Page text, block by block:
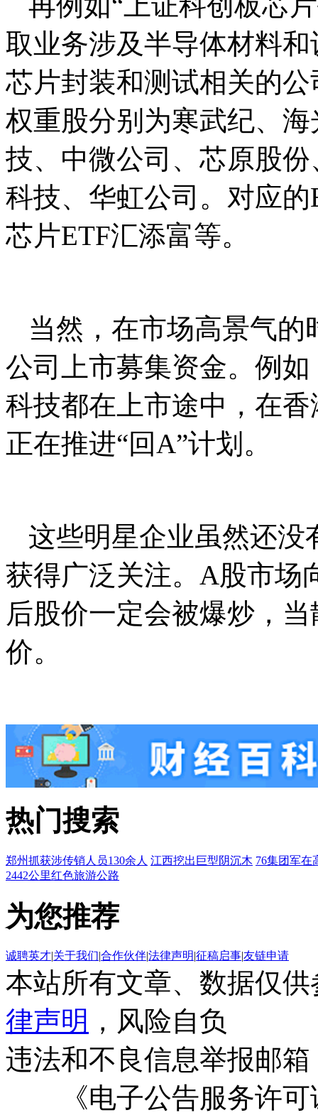
取业务涉及半导体材料
芯片封装和测试相关的
权重股分别为寒武纪、
技、中微公司、芯原股
科技、华虹公司。对应
芯片ETF汇添富等。
当然，在市场高景气
公司上市募集资金。例
科技都在上市途中，在
正在推进“回A”计划。
这些明星企业虽然还
获得广泛关注。A股市场
后股价一定会被爆炒，
价。
热门搜索
郑州抓获涉传销人员130余人 江西挖出巨型阴沉木 76集团军在
2442公里红色旅游公路
为您推荐
诚聘英才|关于我们|合作伙伴|法律声明|征稿启事|友链申请
本站所有文章、数据仅
律声明 ，风险自负
违法和不良信息举报邮箱
《电子公告服务许可